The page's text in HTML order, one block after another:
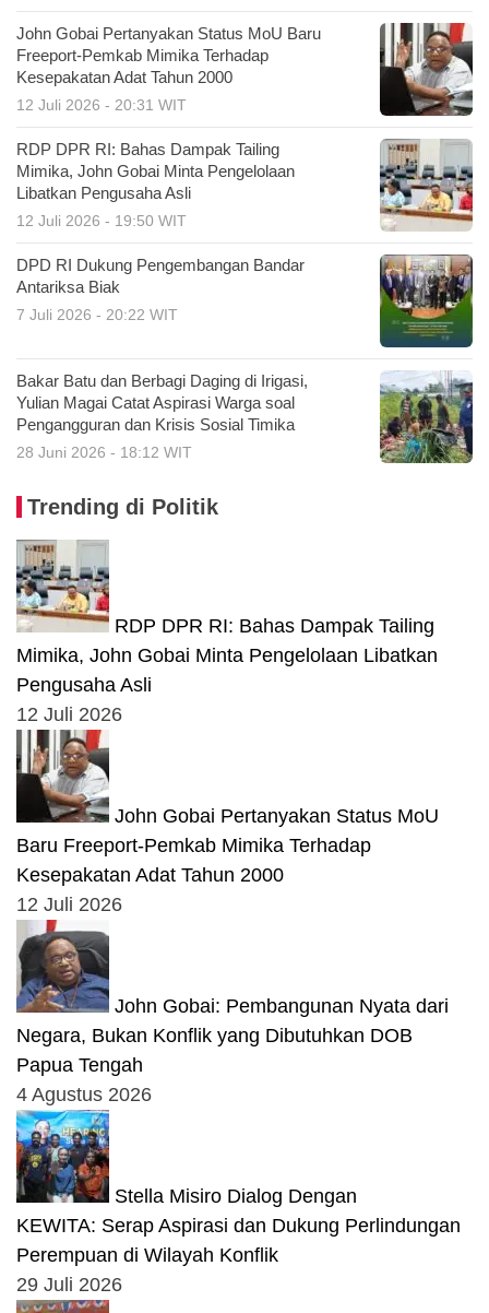
John Gobai Pertanyakan Status MoU Baru
Freeport-Pemkab Mimika Terhadap
Kesepakatan Adat Tahun 2000
12 Juli 2026 - 20:31 WIT
RDP DPR RI: Bahas Dampak Tailing
Mimika, John Gobai Minta Pengelolaan
Libatkan Pengusaha Asli
12 Juli 2026 - 19:50 WIT
DPD RI Dukung Pengembangan Bandar
Antariksa Biak
7 Juli 2026 - 20:22 WIT
Bakar Batu dan Berbagi Daging di Irigasi,
Yulian Magai Catat Aspirasi Warga soal
Pengangguran dan Krisis Sosial Timika
28 Juni 2026 - 18:12 WIT
Trending di Politik
RDP DPR RI: Bahas Dampak Tailing
Mimika, John Gobai Minta Pengelolaan Libatkan
Pengusaha Asli
12 Juli 2026
John Gobai Pertanyakan Status MoU
Baru Freeport-Pemkab Mimika Terhadap
Kesepakatan Adat Tahun 2000
12 Juli 2026
John Gobai: Pembangunan Nyata dari
Negara, Bukan Konflik yang Dibutuhkan DOB
Papua Tengah
4 Agustus 2026
Stella Misiro Dialog Dengan
KEWITA: Serap Aspirasi dan Dukung Perlindungan
Perempuan di Wilayah Konflik
29 Juli 2026